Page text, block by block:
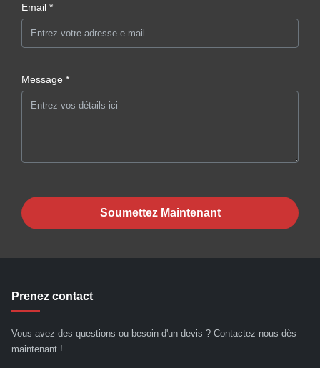
Email *
Message *
Soumettez Maintenant
Prenez contact
Vous avez des questions ou besoin d'un devis ? Contactez-nous dès
maintenant !